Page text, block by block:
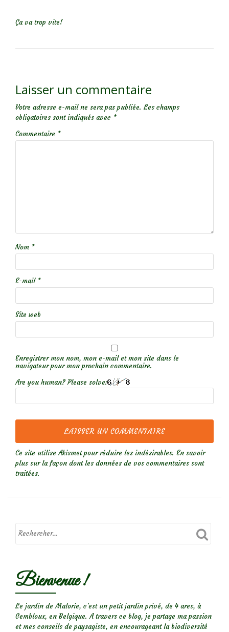
Ça va trop vite!
Laisser un commentaire
Votre adresse e-mail ne sera pas publiée. Les champs
obligatoires sont indiqués avec *
Commentaire *
Nom *
E-mail *
Site web
Enregistrer mon nom, mon e-mail et mon site dans le
navigateur pour mon prochain commentaire.
Are you human? Please solve:
Ce site utilise Akismet pour réduire les indésirables. En savoir
plus sur la façon dont les données de vos commentaires sont
traitées.
Bienvenue !
Le jardin de Malorie, c'est un petit jardin privé, de 4 ares, à
Gembloux, en Belgique. A travers ce blog, je partage ma passion
et mes conseils de paysagiste, en encourageant la biodiversité